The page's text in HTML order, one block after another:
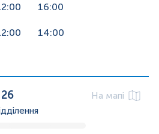
16:00
14:00
На мапі